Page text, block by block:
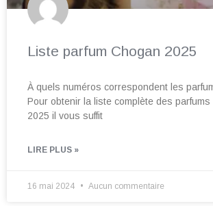
Liste parfum Chogan 2025
À quels numéros correspondent les
Pour obtenir la liste complète des
2025 il vous suffit
LIRE PLUS »
16 mai 2024 Aucun commentaire